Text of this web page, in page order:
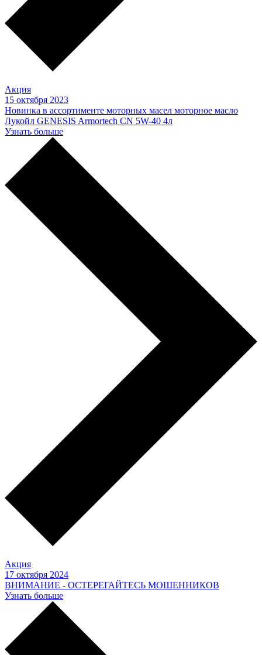
Акция
15 октября 2023
Новинка в ассортименте моторных масел моторное масло
Лукойл GENESIS Armortech CN 5W-40 4л
Узнать больше
Акция
17 октября 2024
ВНИМАНИЕ - ОСТЕРЕГАЙТЕСЬ МОШЕННИКОВ
Узнать больше